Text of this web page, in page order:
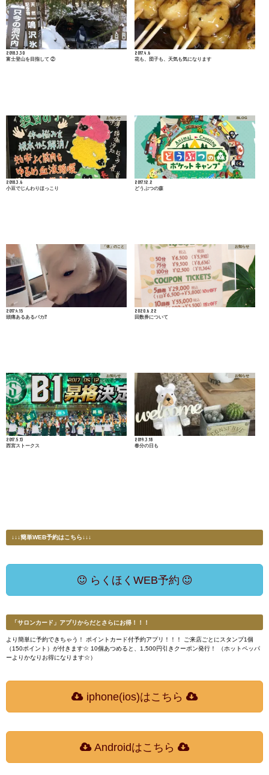
2018.3.30
富士登山を目指して ②
2017.4.6
花も、団子も、天気も気になります
お知らせ
2018.3.6
小豆でじんわりほっこり
BLOG
2017.12.2
どうぶつの森
「体」のこと
2017.4.15
頭痛あるあるパカ⁉︎
お知らせ
2020.6.22
回数券について
お知らせ
2017.5.13
西宮ストークス
お知らせ
2019.3.18
春分の日も
↓↓↓簡単WEB予約はこちら↓↓↓
らくほくWEB予約
「サロンカード」アプリからだとさらにお得！！！
より簡単に予約できちゃう！ ポイントカード付予約アプリ！！！ ご来店ごとにスタンプ1個
（150ポイント）が付きます☆ 10個あつめると、1,500円引きクーポン発行！ （ホットペッパ
ーよりかなりお得になります☆）
iphone(ios)はこちら
Androidはこちら